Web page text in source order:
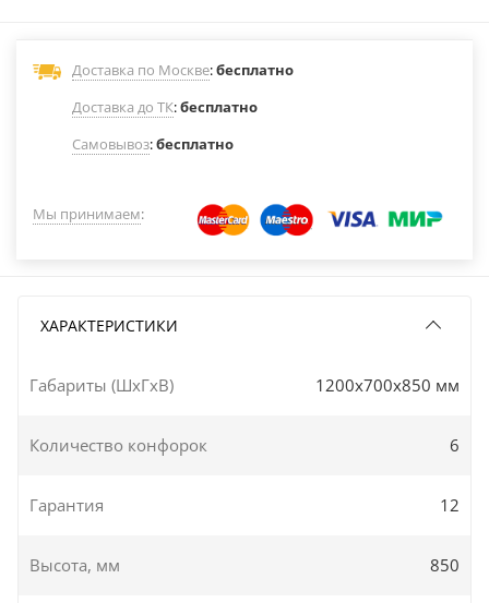
Доставка по Москве:бесплатно
Доставка до ТК:бесплатно
Самовывоз:бесплатно
Мы принимаем:
ХАРАКТЕРИСТИКИ
Габариты (ШxГxВ) 1200x700x850 мм
Количество конфорок 6
Гарантия 12
Высота, мм 850